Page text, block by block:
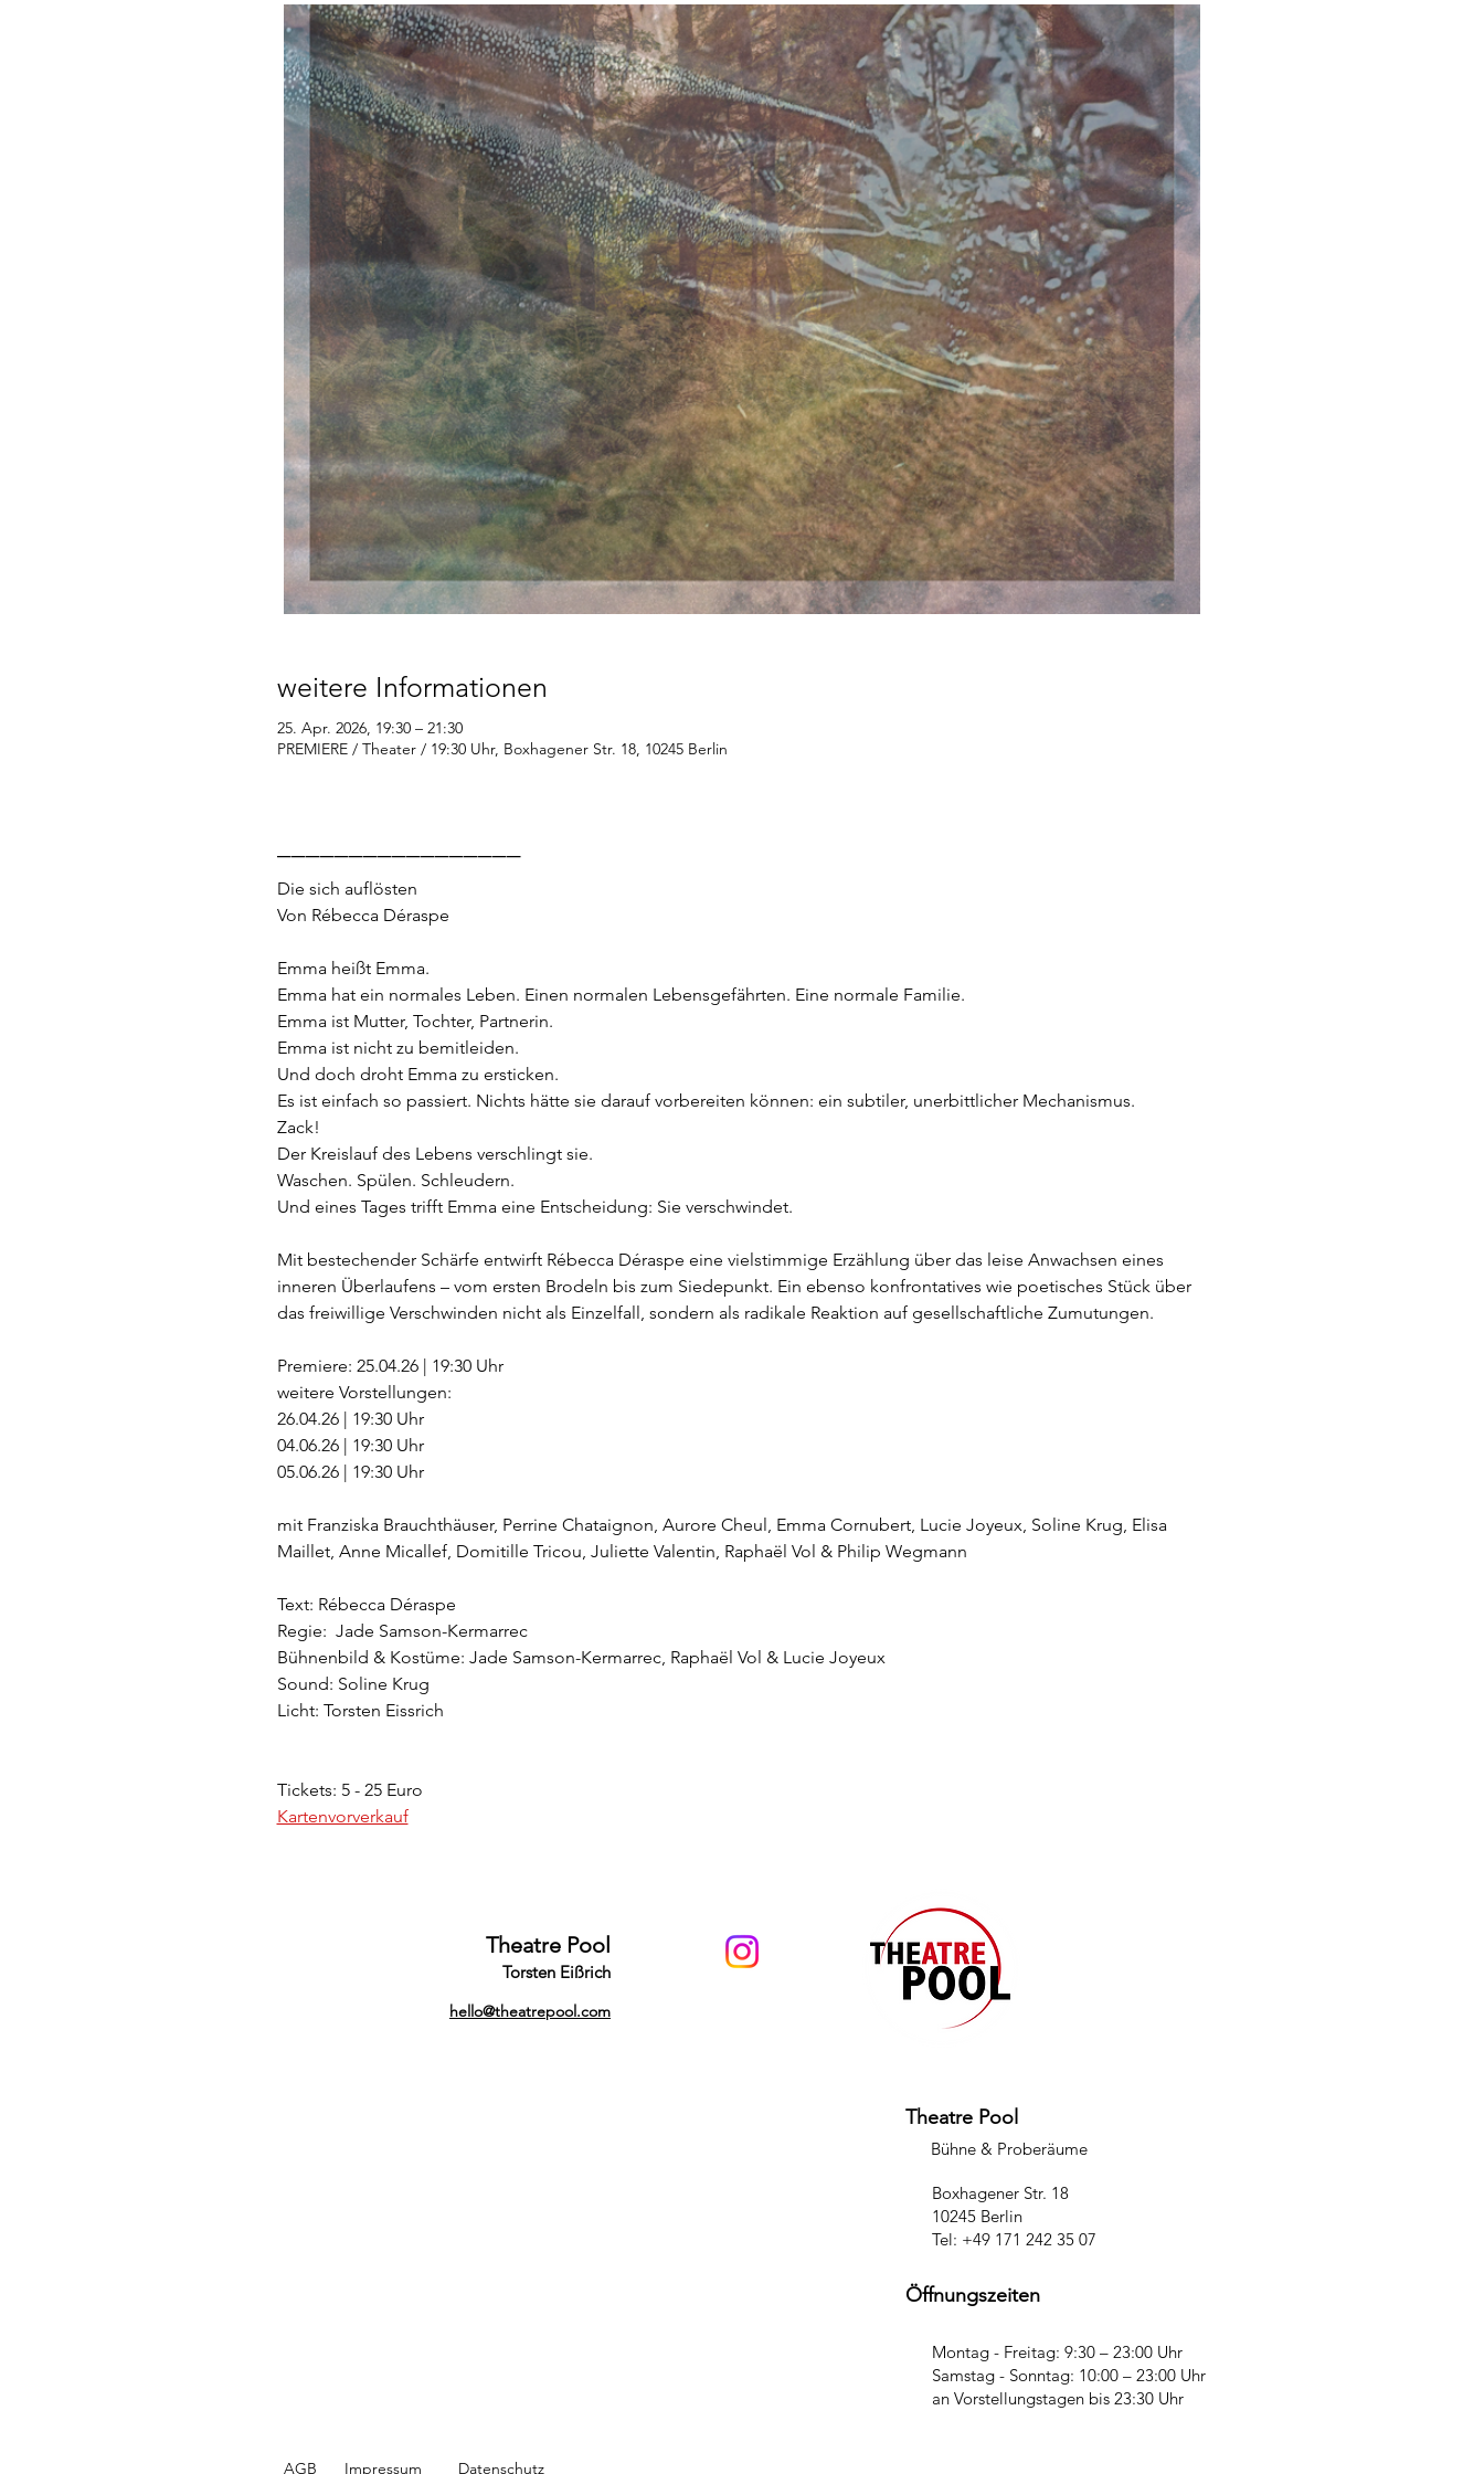
weitere Informationen
25. Apr. 2026, 19:30 – 21:30
PREMIERE / Theater / 19:30 Uhr, Boxhagener Str. 18, 10245 Berlin
Die sich auflösten
Von Rébecca Déraspe
Emma heißt Emma.
Emma hat ein normales Leben. Einen normalen Lebensgefährten. Eine normale Familie.
Emma ist Mutter, Tochter, Partnerin.
Emma ist nicht zu bemitleiden.
Und doch droht Emma zu ersticken.
Es ist einfach so passiert. Nichts hätte sie darauf vorbereiten können: ein subtiler, unerbittlicher Mechanismus.
Zack!
Der Kreislauf des Lebens verschlingt sie.
Waschen. Spülen. Schleudern.
Und eines Tages trifft Emma eine Entscheidung: Sie verschwindet.
Mit bestechender Schärfe entwirft Rébecca Déraspe eine vielstimmige Erzählung über das leise Anwachsen eines
inneren Überlaufens – vom ersten Brodeln bis zum Siedepunkt. Ein ebenso konfrontatives wie poetisches Stück über
das freiwillige Verschwinden nicht als Einzelfall, sondern als radikale Reaktion auf gesellschaftliche Zumutungen.
Premiere: 25.04.26 | 19:30 Uhr
weitere Vorstellungen:
26.04.26 | 19:30 Uhr
04.06.26 | 19:30 Uhr
05.06.26 | 19:30 Uhr
mit Franziska Brauchthäuser, Perrine Chataignon, Aurore Cheul, Emma Cornubert, Lucie Joyeux, Soline Krug, Elisa
Maillet, Anne Micallef, Domitille Tricou, Juliette Valentin, Raphaël Vol & Philip Wegmann
Text: Rébecca Déraspe
Regie:  Jade Samson-Kermarrec
Bühnenbild & Kostüme: Jade Samson-Kermarrec, Raphaël Vol & Lucie Joyeux
Sound: Soline Krug
Licht: Torsten Eissrich
Tickets: 5 - 25 Euro
Kartenvorverkauf
Theatre Pool
Torsten Eißrich
hello@theatrepool.com
AGB Impressum Datenschutz
Theatre Pool
Bühne & Proberäume
Boxhagener Str. 18
10245 Berlin
Tel: +49 171 242 35 07
Öffnungszeiten
Montag - Freitag: 9:30 – 23:00 Uhr
Samstag - Sonntag: 10:00 – 23:00 Uhr
an Vorstellungstagen bis 23:30 Uhr